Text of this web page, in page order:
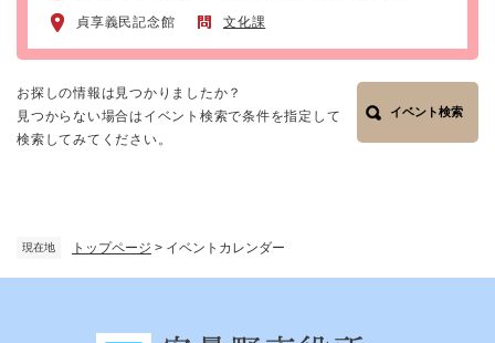
現在地 トップページ > イベントカレンダー
貞享義民記念館
文化課
お探しの情報は見つかりましたか？
見つからない場合はイベント検索で条件を指定して
検索してみてください。
イベント検索